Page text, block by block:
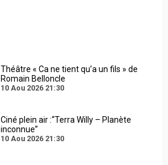
Théâtre « Ca ne tient qu’a un fils » de
Romain Belloncle
10 Aou 2026 21:30
Ciné plein air :“Terra Willy – Planète
inconnue”
10 Aou 2026 21:30